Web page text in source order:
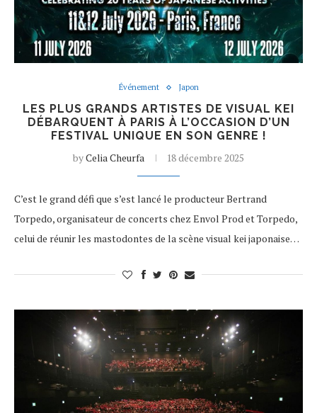
Événement Japon
LES PLUS GRANDS ARTISTES DE VISUAL KEI
DÉBARQUENT À PARIS À L’OCCASION D’UN
FESTIVAL UNIQUE EN SON GENRE !
byCelia Cheurfa 18 décembre 2025
C’est le grand défi que s’est lancé le producteur Bertrand
Torpedo, organisateur de concerts chez Envol Prod et Torpedo,
celui de réunir les mastodontes de la scène visual kei japonaise…